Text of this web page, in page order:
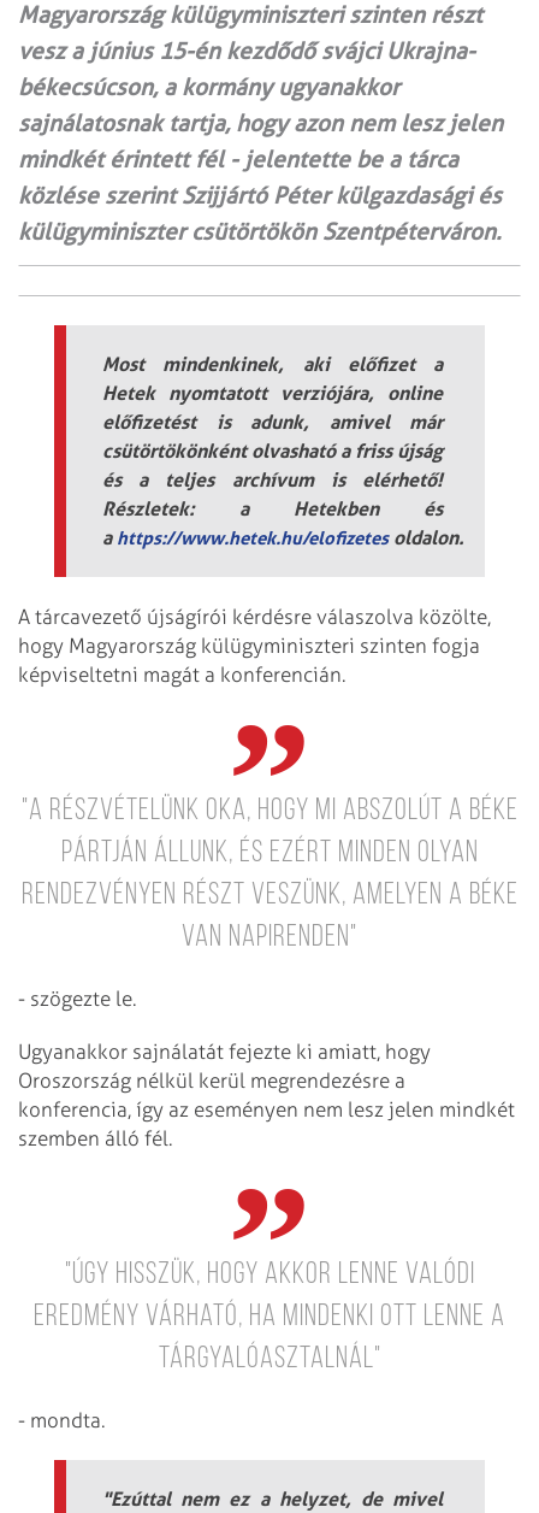
Magyarország külügyminiszteri szinten részt
vesz a június 15-én kezdődő svájci Ukrajna-
békecsúcson, a kormány ugyanakkor
sajnálatosnak tartja, hogy azon nem lesz jelen
mindkét érintett fél - jelentette be a tárca
közlése szerint Szijjártó Péter külgazdasági és
külügyminiszter csütörtökön Szentpéterváron.
Most mindenkinek, aki előfizet a
Hetek nyomtatott verziójára, online
előfizetést is adunk, amivel már
csütörtökönként olvasható a friss újság
és a teljes archívum is elérhető!
Részletek: a Hetekben és
a https://www.hetek.hu/elofizetesoldalon.
A tárcavezető újságírói kérdésre válaszolva közölte,
hogy Magyarország külügyminiszteri szinten fogja
képviseltetni magát a konferencián.
"A részvételünk oka, hogy mi abszolút a béke
pártján állunk, és ezért minden olyan
rendezvényen részt veszünk, amelyen a béke
van napirenden"
- szögezte le.
Ugyanakkor sajnálatát fejezte ki amiatt, hogy
Oroszország nélkül kerül megrendezésre a
konferencia, így az eseményen nem lesz jelen mindkét
szemben álló fél.
"Úgy hisszük, hogy akkor lenne valódi
eredmény várható, ha mindenki ott lenne a
tárgyalóasztalnál"
- mondta.
"Ezúttal nem ez a helyzet, de mivel